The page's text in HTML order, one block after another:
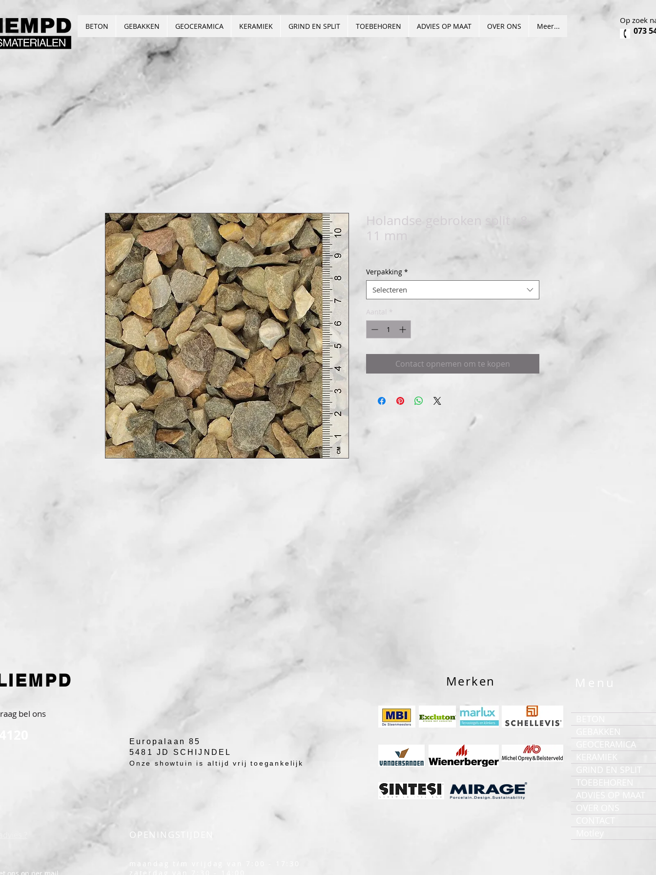
BETON GEBAKKEN GEOCERAMICA KERAMIEK GRIND EN SPLIT TOEBEHOREN ADVIES OP MAAT OVER ONS Meer...
Op zoek
073
Holandse gebroken split : 8-
11 mm
Verpakking *
Selecteren
Aantal *
Contact opnemen om te kopen
bel ons
Merken Menu
Europalaan 85
5481 JD SCHIJNDEL
Onze showtuin is altijd vrij toegankelijk
OPENINGSTIJDEN
GEOCERAMICA
GRIND EN SPLIT
TOEBEHOREN
ADVIES OP MAAT
OVER ONS
maandag t/m vrijdag van 7:00 - 17:30